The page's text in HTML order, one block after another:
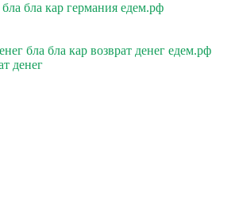
бла кар германия едем.рф
бла бла кар возврат денег едем.рф
денег